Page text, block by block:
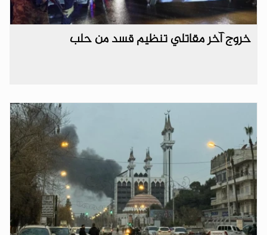
خروج آخر مقاتلي تنظيم قسد من حلب